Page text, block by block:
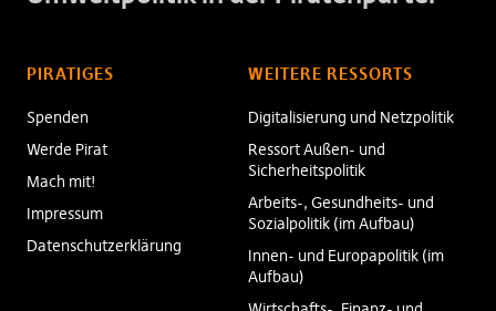
PIRATIGES
Spenden
Werde Pirat
Mach mit!
Impressum
Datenschutzerklärung
WEITERE RESSORTS
Digitalisierung und Netzpolitik
Ressort Außen- und
Sicherheitspolitik
Arbeits-, Gesundheits- und
Sozialpolitik (im Aufbau)
Innen- und Europapolitik (im
Aufbau)